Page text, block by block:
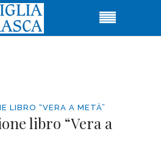
LIBRO “VERA A METÀ”
libro “Vera a